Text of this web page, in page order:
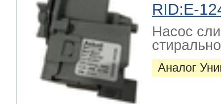
RID:E-
Насос
Аналог